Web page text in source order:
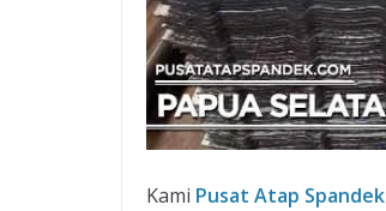
Kami Pusat Atap Spandek